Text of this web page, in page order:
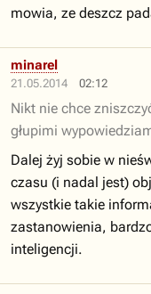
mowia, ze deszcz
21.05.2014 02:12
minarel
Nikt nie chce
głupimi
Dalej żyj sobie w
czasu (i nadal jest)
wszystkie takie
zastanowienia,
inteligencji.